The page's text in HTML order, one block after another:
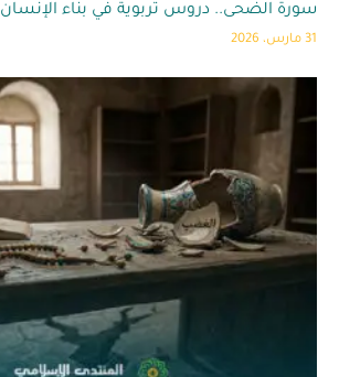
سورة الضحى.. دروس تربوية في بناء الإنسان
31 مارس، 2026